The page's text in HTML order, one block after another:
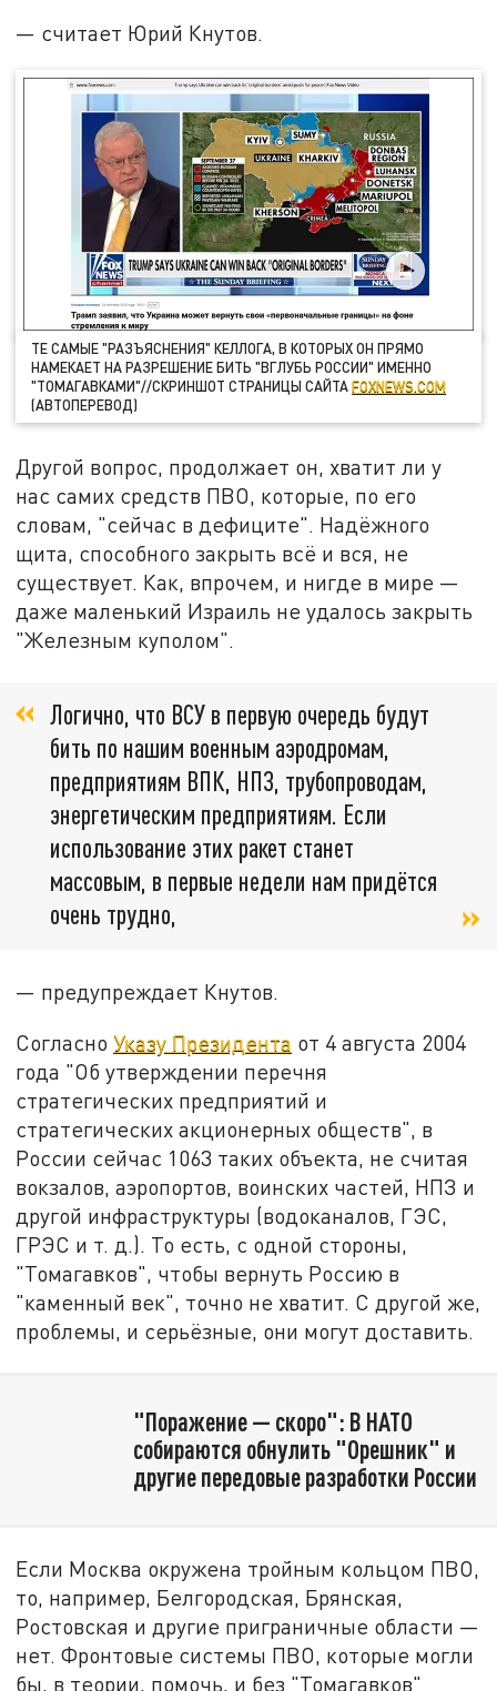
— считает Юрий Кнутов.
ТЕ САМЫЕ "РАЗЪЯСНЕНИЯ" КЕЛЛОГА, В КОТОРЫХ ОН ПРЯМО
НАМЕКАЕТ НА РАЗРЕШЕНИЕ БИТЬ "ВГЛУБЬ РОССИИ" ИМЕННО
"ТОМАГАВКАМИ"//СКРИНШОТ СТРАНИЦЫ САЙТАFOXNEWS.COM
(АВТОПЕРЕВОД)
Другой вопрос, продолжает он, хватит ли у
нас самих средств ПВО, которые, по его
словам, "сейчас в дефиците". Надёжного
щита, способного закрыть всё и вся, не
существует. Как, впрочем, и нигде в мире —
даже маленький Израиль не удалось закрыть
"Железным куполом".
Логично, что ВСУ в первую очередь будут
бить по нашим военным аэродромам,
предприятиям ВПК, НПЗ, трубопроводам,
энергетическим предприятиям. Если
использование этих ракет станет
массовым, в первые недели нам придётся
очень трудно,
— предупреждает Кнутов.
СогласноУказу Президента от 4 августа 2004
года "Об утверждении перечня
стратегических предприятий и
стратегических акционерных обществ", в
России сейчас 1063 таких объекта, не считая
вокзалов, аэропортов, воинских частей, НПЗ и
другой инфраструктуры (водоканалов, ГЭС,
ГРЭС и т. д.). То есть, с одной стороны,
"Томагавков", чтобы вернуть Россию в
"каменный век", точно не хватит. С другой же,
проблемы, и серьёзные, они могут доставить.
"Поражение — скоро": В НАТО
собираются обнулить "Орешник" и
другие передовые разработки России
Если Москва окружена тройным кольцом ПВО,
то, например, Белгородская, Брянская,
Ростовская и другие приграничные области —
нет. Фронтовые системы ПВО, которые могли
бы, в теории, помочь, и без "Томагавков"